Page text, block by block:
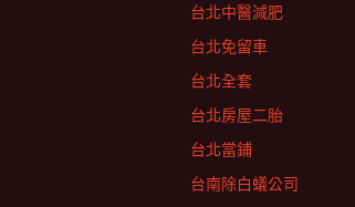
台北中醫減肥
台北免留車
台北全套
台北房屋二胎
台北當鋪
台南除白蟻公司